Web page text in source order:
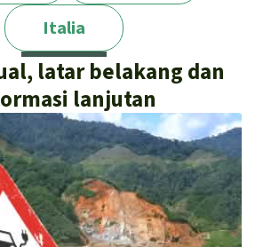
Italia
latar belakang dan
lanjutan